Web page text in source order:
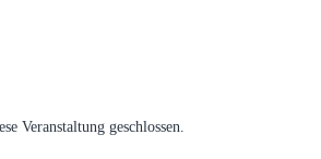
Ver­an­stal­tung geschlossen.